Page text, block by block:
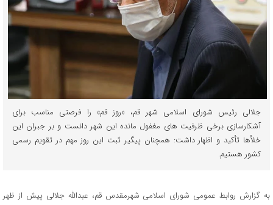
جلالی رئیس شورای اسلامی شهر قم، «روز قم» را فرصتی مناسب برای
آشکارسازی برخی ظرفیت های مغفول مانده این شهر دانست و بر جبران این
خلأها تأکید و اظهار داشت: همچنان پیگیر ثبت این روز مهم در تقویم رسمی
کشور هستیم.
به گزارش روابط عمومی شورای اسلامی شهرمقدس قم، عبدالله جلالی پیش از ظهر